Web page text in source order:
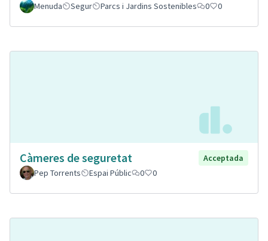
Menuda Segur Parcs i Jardins Sostenibles 0 0
Càmeres de seguretat
Acceptada
Pep Torrents
Espai Públic 0 0